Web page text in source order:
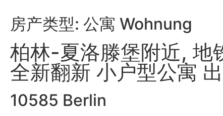
房产类型: 公寓 Wohnung
柏林-夏洛滕堡附近, 地
全新翻新 小户型公寓
10585 Berlin